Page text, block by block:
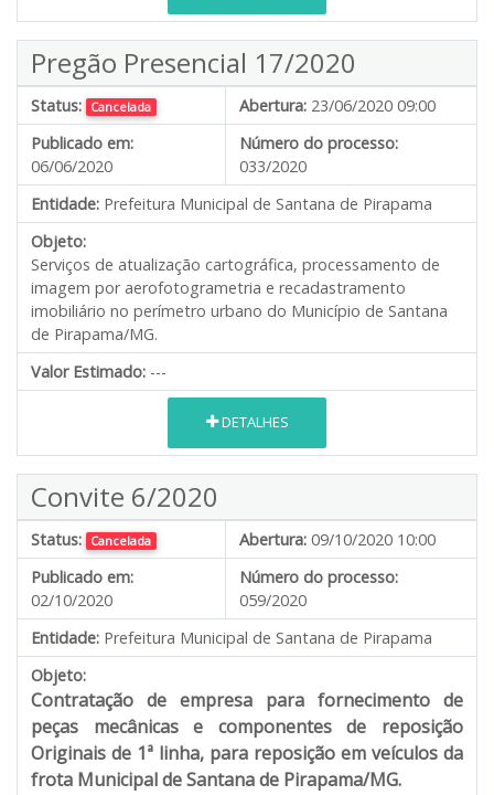
Pregão Presencial 17/2020
Status: Cancelada Abertura: 23/06/2020 09:00
Publicado em:
06/06/2020
Número do processo:
033/2020
Entidade: Prefeitura Municipal de Santana de Pirapama
Objeto:
Serviços de atualização cartográfica, processamento de
imagem por aerofotogrametria e recadastramento
imobiliário no perímetro urbano do Município de Santana
de Pirapama/MG.
Valor Estimado: ---
DETALHES
Convite 6/2020
Status: Cancelada Abertura: 09/10/2020 10:00
Publicado em:
02/10/2020
Número do processo:
059/2020
Entidade: Prefeitura Municipal de Santana de Pirapama
Objeto:
Contratação de empresa para fornecimento de
peças mecânicas e componentes de reposição
Originais de 1ª linha, para reposição em veículos da
frota Municipal de Santana de Pirapama/MG.